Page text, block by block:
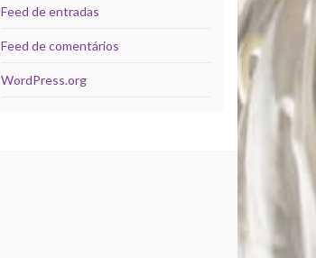
Feed de entradas
Feed de comentários
WordPress.org